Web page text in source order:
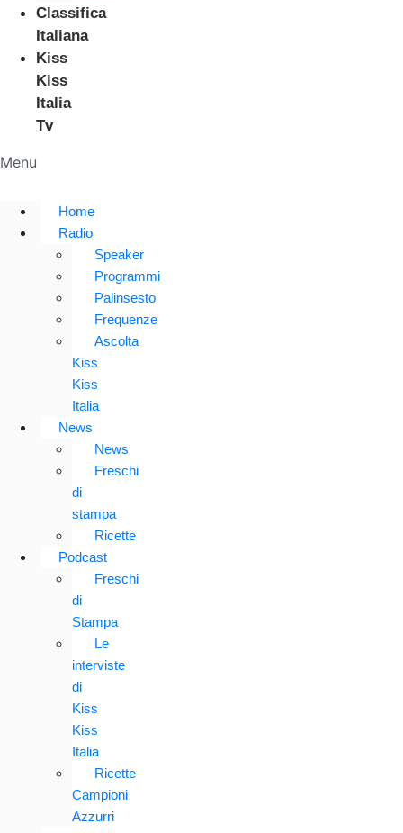
Classifica
Italiana
Kiss
Kiss
Italia
Tv
Menu
Home
Radio
Speaker
Programmi
Palinsesto
Frequenze
Ascolta
Kiss
Kiss
Italia
News
News
Freschi
di
stampa
Ricette
Podcast
Freschi
di
Stampa
Le
interviste
di
Kiss
Kiss
Italia
Ricette
Campioni
Azzurri